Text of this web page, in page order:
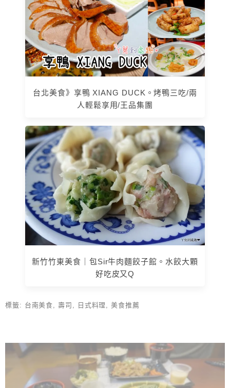
台北美食》享鴨 XIANG DUCK。烤鴨三吃/兩
人輕鬆享用/王品集團
新竹竹東美食｜包Sir牛肉麵餃子館。水餃大顆
好吃皮又Q
標籤: 台南美食 ,壽司 日式料理 ,美食推薦
上 / 下一篇文章